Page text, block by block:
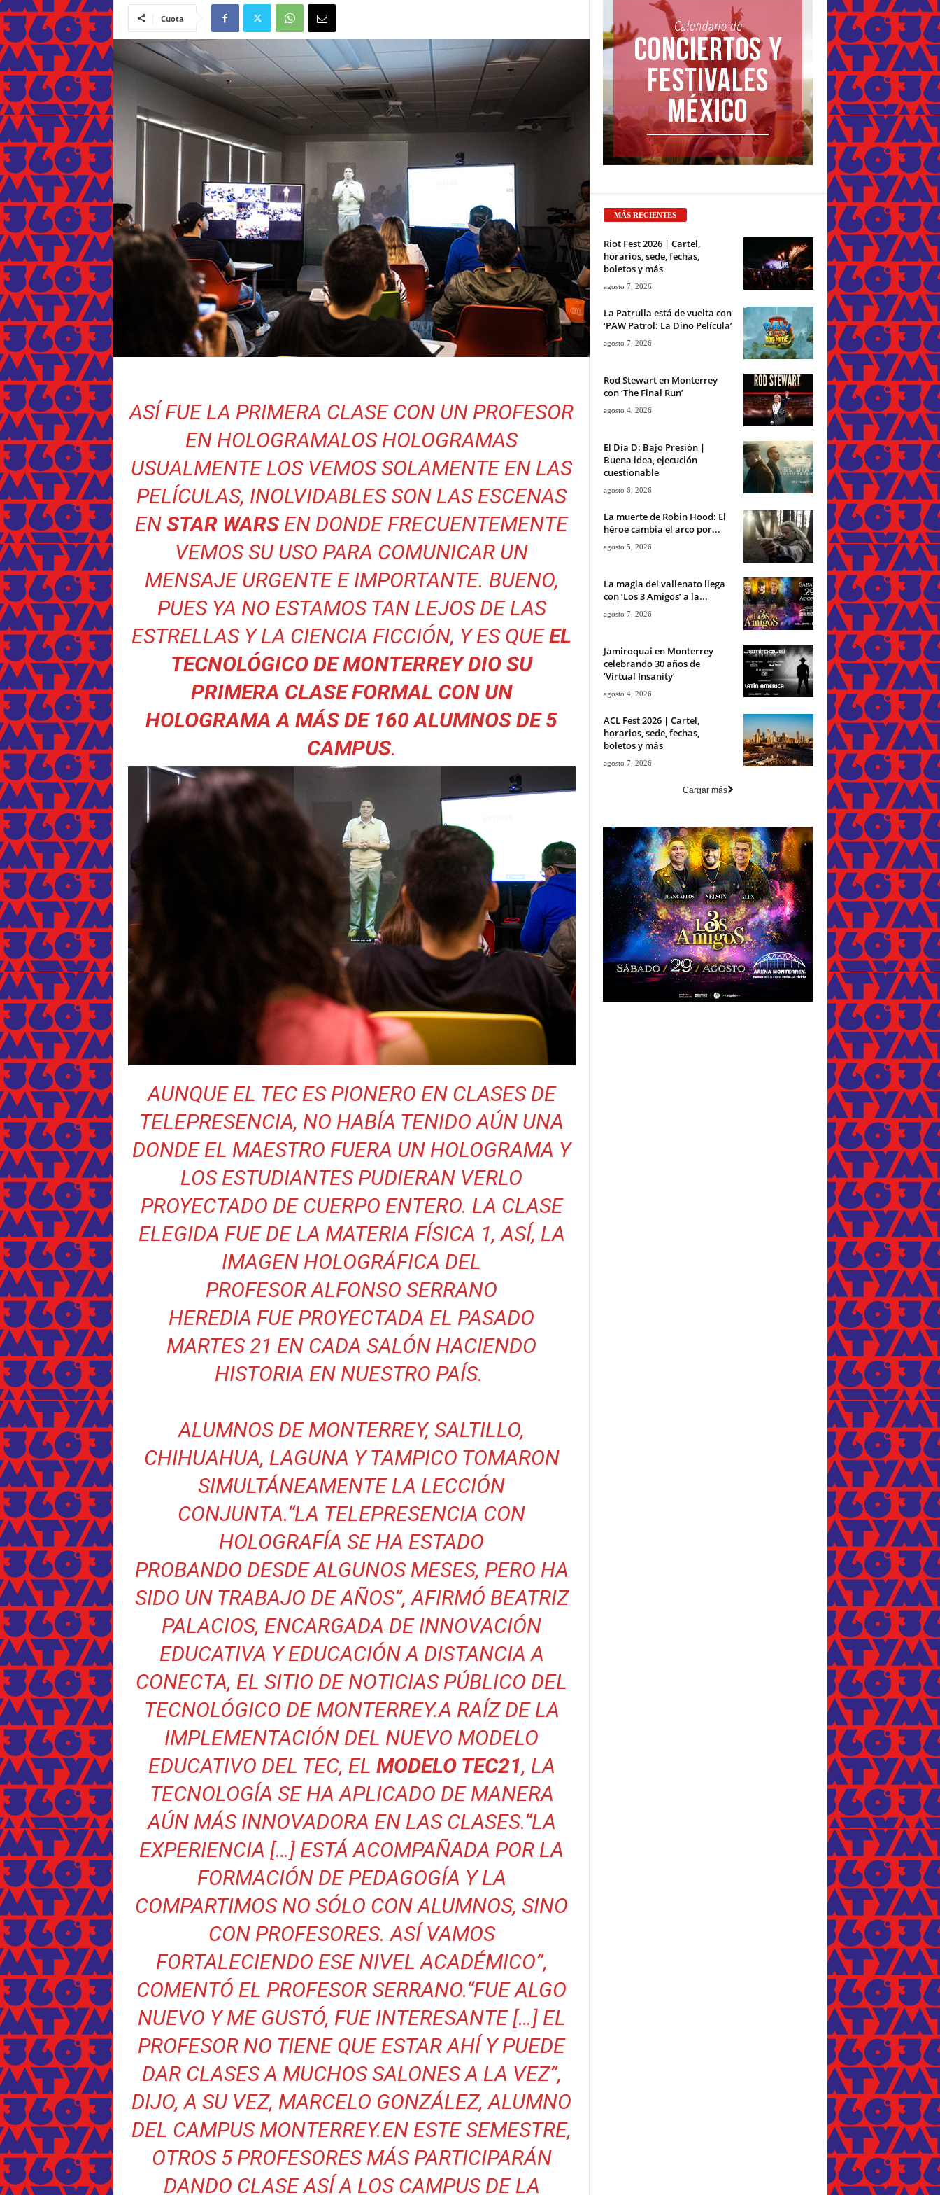
Cuota
ASÍ FUE LA PRIMERA CLASE CON UN PROFESOR
EN HOLOGRAMALOS HOLOGRAMAS
USUALMENTE LOS VEMOS SOLAMENTE EN LAS
PELÍCULAS, INOLVIDABLES SON LAS ESCENAS
EN STAR WARS EN DONDE FRECUENTEMENTE
VEMOS SU USO PARA COMUNICAR UN
MENSAJE URGENTE E IMPORTANTE. BUENO,
PUES YA NO ESTAMOS TAN LEJOS DE LAS
ESTRELLAS Y LA CIENCIA FICCIÓN, Y ES QUEEL
TECNOLÓGICO DE MONTERREY DIO SU
PRIMERA CLASE FORMAL CON UN
HOLOGRAMA A MÁS DE 160 ALUMNOS DE 5
CAMPUS.
AUNQUE EL TEC ES PIONERO EN CLASES DE
TELEPRESENCIA, NO HABÍA TENIDO AÚN UNA
DONDE EL MAESTRO FUERA UN HOLOGRAMA Y
LOS ESTUDIANTES PUDIERAN VERLO
PROYECTADO DE CUERPO ENTERO. LA CLASE
ELEGIDA FUE DE LA MATERIA FÍSICA 1, ASÍ, LA
IMAGEN HOLOGRÁFICA DEL
PROFESOR ALFONSO SERRANO
HEREDIA FUE PROYECTADA EL PASADO
MARTES 21 EN CADA SALÓN HACIENDO
HISTORIA EN NUESTRO PAÍS.
ALUMNOS DE MONTERREY, SALTILLO,
CHIHUAHUA, LAGUNA Y TAMPICO TOMARON
SIMULTÁNEAMENTE LA LECCIÓN
CONJUNTA.“LA TELEPRESENCIA CON
HOLOGRAFÍA SE HA ESTADO
PROBANDO DESDE ALGUNOS MESES, PERO HA
SIDO UN TRABAJO DE AÑOS”, AFIRMÓ BEATRIZ
PALACIOS, ENCARGADA DE INNOVACIÓN
EDUCATIVA Y EDUCACIÓN A DISTANCIA A
CONECTA, EL SITIO DE NOTICIAS PÚBLICO DEL
TECNOLÓGICO DE MONTERREY.A RAÍZ DE LA
IMPLEMENTACIÓN DEL NUEVO MODELO
EDUCATIVO DEL TEC, EL MODELO TEC21, LA
TECNOLOGÍA SE HA APLICADO DE MANERA
AÚN MÁS INNOVADORA EN LAS CLASES.“LA
EXPERIENCIA […] ESTÁ ACOMPAÑADA POR LA
FORMACIÓN DE PEDAGOGÍA Y LA
COMPARTIMOS NO SÓLO CON ALUMNOS, SINO
CON PROFESORES. ASÍ VAMOS
FORTALECIENDO ESE NIVEL ACADÉMICO”,
COMENTÓ EL PROFESOR SERRANO.“FUE ALGO
NUEVO Y ME GUSTÓ, FUE INTERESANTE […] EL
PROFESOR NO TIENE QUE ESTAR AHÍ Y PUEDE
DAR CLASES A MUCHOS SALONES A LA VEZ”,
DIJO, A SU VEZ, MARCELO GONZÁLEZ, ALUMNO
DEL CAMPUS MONTERREY.EN ESTE SEMESTRE,
OTROS 5 PROFESORES MÁS PARTICIPARÁN
DANDO CLASE ASÍ A LOS CAMPUS DE LA
MÁS RECIENTES
Riot Fest 2026 | Cartel,
horarios, sede, fechas,
boletos y más
agosto 7, 2026
La Patrulla está de vuelta con
‘PAW Patrol: La Dino Película’
agosto 7, 2026
Rod Stewart en Monterrey
con ‘The Final Run’
agosto 4, 2026
El Día D: Bajo Presión |
Buena idea, ejecución
cuestionable
agosto 6, 2026
La muerte de Robin Hood: El
héroe cambia el arco por...
agosto 5, 2026
La magia del vallenato llega
con ‘Los 3 Amigos’ a la...
agosto 7, 2026
Jamiroquai en Monterrey
celebrando 30 años de
‘Virtual Insanity’
agosto 4, 2026
ACL Fest 2026 | Cartel,
horarios, sede, fechas,
boletos y más
agosto 7, 2026
Cargar más